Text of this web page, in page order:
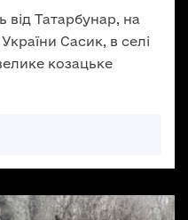
від Татарбунар, на
Сасик, в селі
козацьке